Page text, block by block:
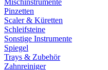
Mischinstrumente
Pinzetten
Scaler & Küretten
Schleifsteine
Sonstige Instrumente
Spiegel
Trays & Zubehör
Zahnreiniger